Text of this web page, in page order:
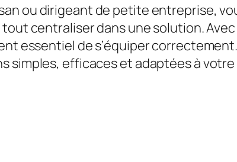
ou dirigeant de petite entreprise,
tout centraliser dans une solution.
essentiel de s’équiper
simples, efficaces et adaptées à